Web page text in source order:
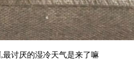
最讨厌的湿冷天气是来了嘛